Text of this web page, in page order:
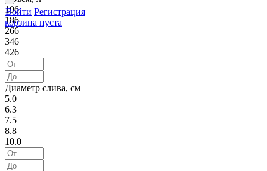
Войти Регистрация
корзина пуста
106
186
266
346
426
Диаметр слива, см
5.0
6.3
7.5
8.8
10.0